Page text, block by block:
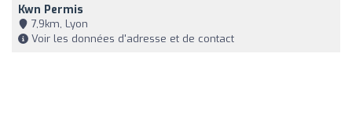
Kwn Permis
7,9km, Lyon
Voir les données d'adresse et de contact